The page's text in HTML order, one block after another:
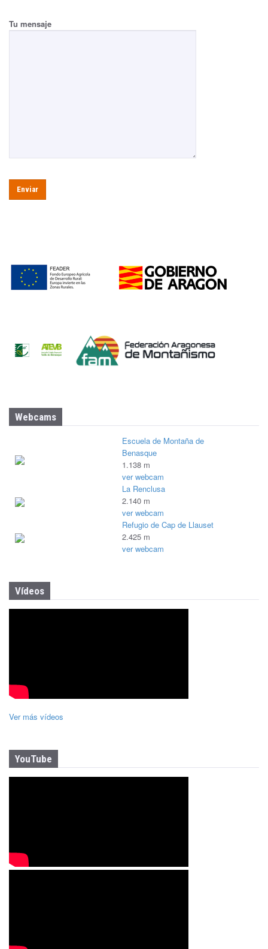
Tu mensaje
Webcams
Escuela de Montaña de
Benasque
1.138 m
ver webcam
La Renclusa
2.140 m
ver webcam
Refugio de Cap de Llauset
2.425 m
ver webcam
Vídeos
Ver más vídeos
YouTube